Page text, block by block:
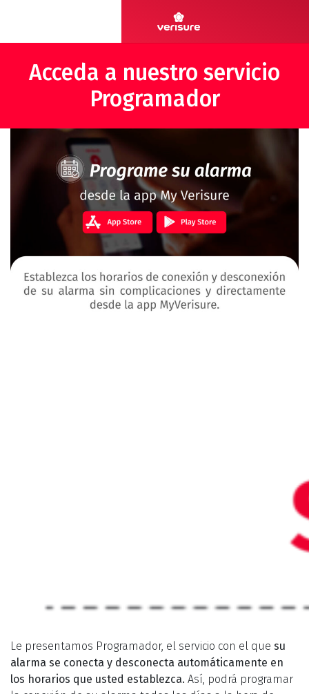
Acceda a nuestro servicio
Programador
Le presentamos Programador, el servicio con el que su
alarma se conecta y desconecta automáticamente en
los horarios que usted establezca. Así, podrá programar